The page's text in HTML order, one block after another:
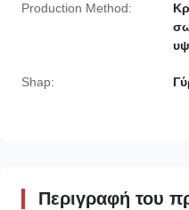
Production Method:
Shap:
Περιγραφή του